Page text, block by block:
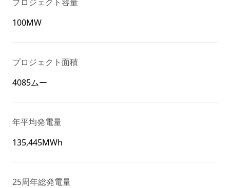
100MW
プロジェクト面積
4085ムー
年平均発電量
135,445MWh
25周年総発電量